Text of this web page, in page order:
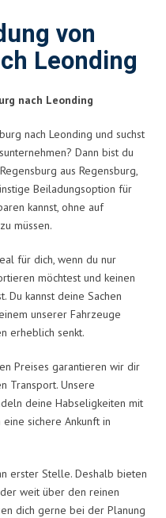
von
Leonding
nach Leonding
nach Leonding und suchst
Dann bist du
aus Regensburg,
Beiladungsoption für
kannst, ohne auf
müssen.
für dich, wenn du nur
möchtest und keinen
Du kannst deine Sachen
unserer Fahrzeuge
erheblich senkt.
Preises garantieren wir dir
Transport. Unsere
deine Habseligkeiten mit
sichere Ankunft in
erster Stelle. Deshalb bieten
weit über den reinen
dich gerne bei der Planung